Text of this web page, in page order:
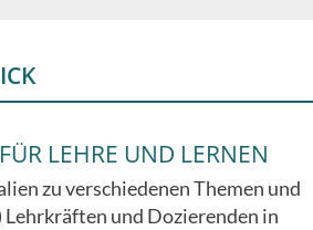
LEHRE UND LERNEN
zu verschiedenen Themen und
und Dozierenden in